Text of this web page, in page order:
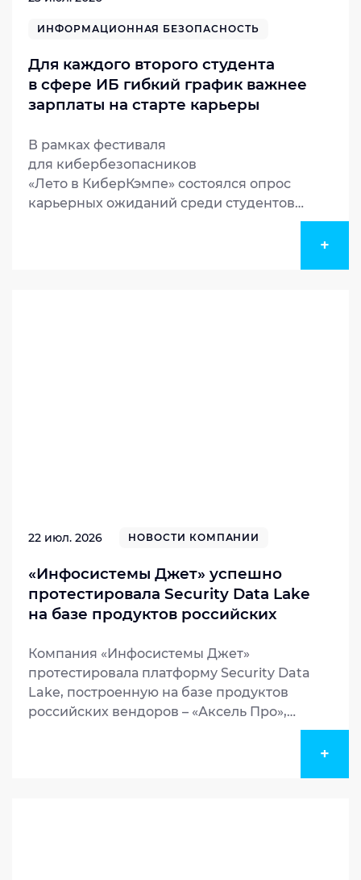
ИНФОРМАЦИОННАЯ БЕЗОПАСНОСТЬ
Для каждого второго студента
в сфере ИБ гибкий график важнее
зарплаты на старте карьеры
В рамках фестиваля
для кибербезопасников
«Лето в КиберКэмпе» состоялся опрос
карьерных ожиданий среди студентов
профильных вузов: МГТУ им. Н.Э. Баумана,
+
22 июл. 2026 НОВОСТИ КОМПАНИИ
«Инфосистемы Джет» успешно
протестировала Security Data Lake
на базе продуктов российских
Компания «Инфосистемы Джет»
протестировала платформу Security Data
Lake, построенную на базе продуктов
российских вендоров – «Аксель Про»,
+